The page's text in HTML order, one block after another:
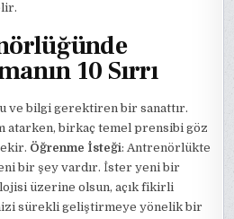
10 Sırrı
ve bilgi gerektiren bir sanattır.
atarken, birkaç temel prensibi göz
Öğrenme İsteği: Antrenörlükte
bir şey vardır. İster yeni bir
üzerine olsun, açık fikirli
sürekli geliştirmeye yönelik bir